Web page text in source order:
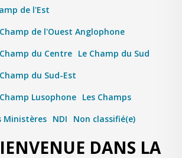
de l'Est
de l'Ouest Anglophone
du Centre Le Champ du Sud
du Sud-Est
Lusophone Les Champs
Ministères NDI Non classifié(e)
DANS LA